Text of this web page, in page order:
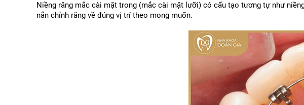
Niềng răng mắc cài mặt trong (mắc cài mặt lưỡi) có cấu tạo tương tự như
nắn chỉnh răng về đúng vị trí theo mong muốn.